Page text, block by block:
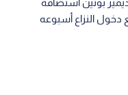
النزاع أسبوعه